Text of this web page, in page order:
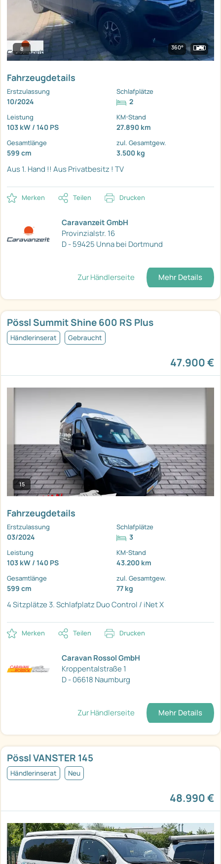
8 360°
Fahrzeugdetails
Erstzulassung
10/2024
Schlafplätze
2
Leistung
103 kW / 140 PS
KM-Stand
27.890 km
Gesamtlänge
599 cm
zul. Gesamtgew.
3.500 kg
Aus 1. Hand !! Aus Privatbesitz ! TV
Merken Teilen Drucken
Caravanzeit GmbH
Provinzialstr. 16
D - 59425 Unna bei Dortmund
Zur Händlerseite Mehr Details
Pössl Summit Shine 600 RS Plus
Händlerinserat Gebraucht
47.900 €
15
Fahrzeugdetails
Erstzulassung
03/2024
Schlafplätze
3
Leistung
103 kW / 140 PS
KM-Stand
43.200 km
Gesamtlänge
599 cm
zul. Gesamtgew.
77 kg
4 Sitzplätze 3. SchlafplatzDuo Control / iNet X
Merken Teilen Drucken
Caravan Rossol GmbH
Kroppentalstraße 1
D - 06618 Naumburg
Zur Händlerseite Mehr Details
Pössl VANSTER 145
Händlerinserat Neu
48.990 €